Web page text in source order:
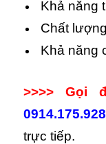
Khả năng
Chất
Khả năng
>>>> Gọi
trực tiếp.